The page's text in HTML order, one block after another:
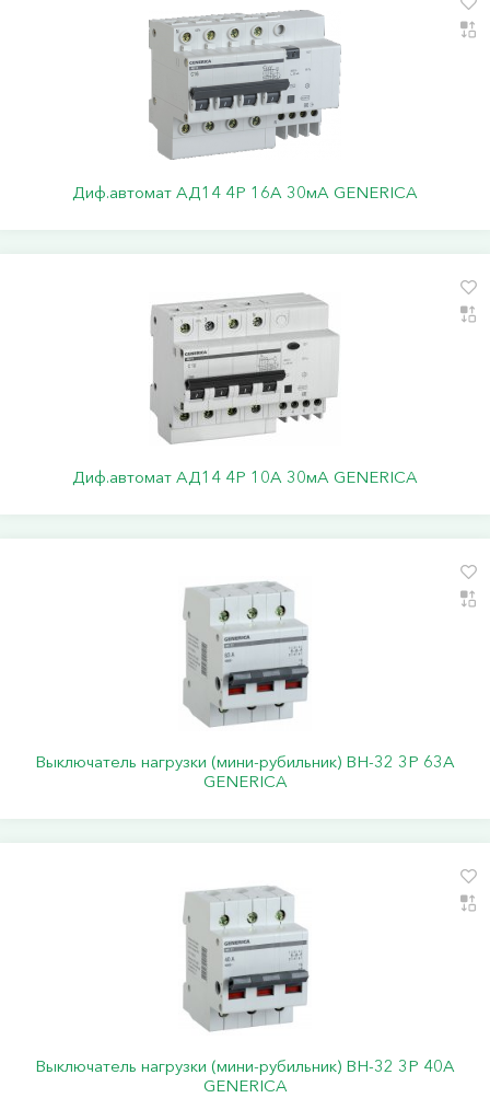
Диф.автомат АД14 4Р 16А 30мА GENERICA
Диф.автомат АД14 4Р 10А 30мА GENERICA
Выключатель нагрузки (мини-рубильник) ВН-32 3Р 63А
GENERICA
Выключатель нагрузки (мини-рубильник) ВН-32 3Р 40А
GENERICA